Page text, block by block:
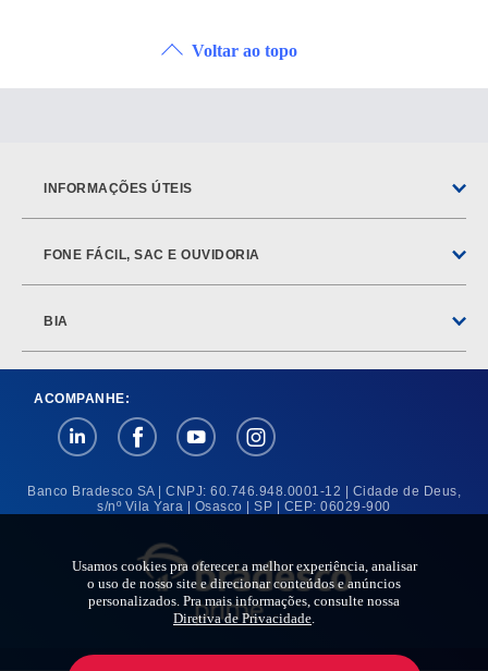
Voltar ao topo
Usamos cookies pra oferecer a melhor experiência, analisar
o uso de nosso site e direcionar conteúdos e anúncios
personalizados. Pra mais informações, consulte nossa
Diretiva de Privacidade.
INFORMAÇÕES ÚTEIS
FONE FÁCIL, SAC E OUVIDORIA
BIA
ACOMPANHE:
Banco Bradesco SA | CNPJ: 60.746.948.0001-12 | Cidade de Deus,
s/nº Vila Yara | Osasco | SP | CEP: 06029-900